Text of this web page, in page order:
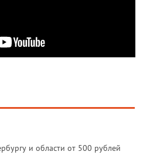
и области от 500 рублей